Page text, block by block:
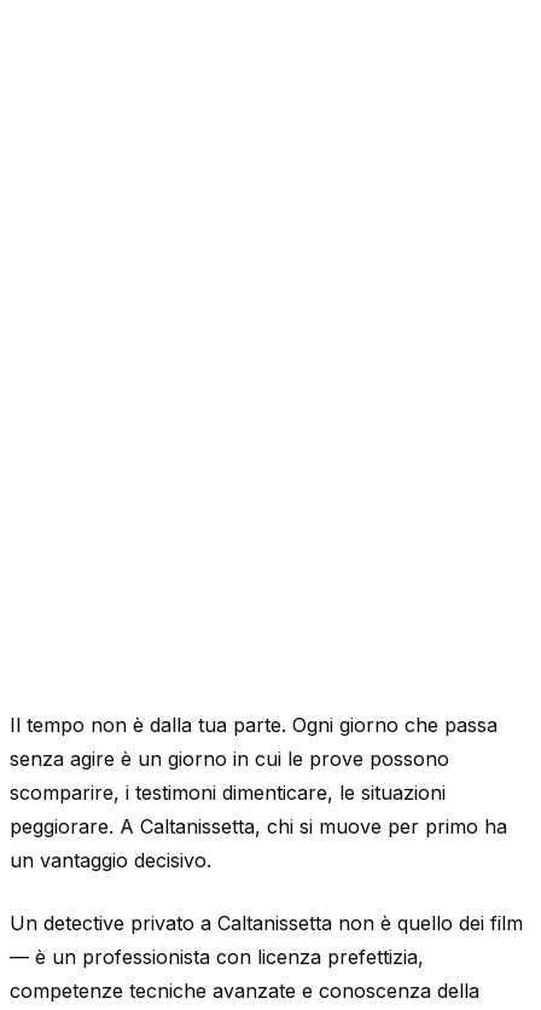
Il tempo non è dalla tua parte. Ogni giorno che passa
senza agire è un giorno in cui le prove possono
scomparire, i testimoni dimenticare, le situazioni
peggiorare. A Caltanissetta, chi si muove per primo ha
un vantaggio decisivo.
Un detective privato a Caltanissetta non è quello dei film
— è un professionista con licenza prefettizia,
competenze tecniche avanzate e conoscenza della